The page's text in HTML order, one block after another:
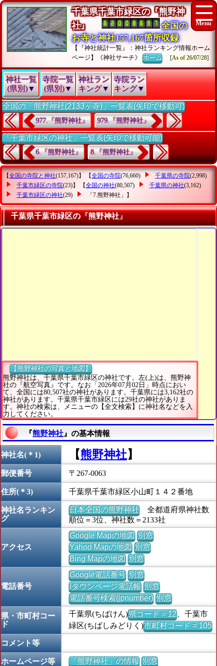
千葉県千葉市緑区の『熊野神
社』
全国の
お寺と神社157,167箇所収録
【『神社統計一覧』：神社ランキング情報ホーム
ページ】《神社サーチ》ホーム [As of 26/07/28]
神社一覧
(県別)▼
寺院一覧
(県別)▼
神社ラン
キング▼
寺院ラン
キング▼
全国の「熊野神社(2133ヶ寺)」一覧表(矢印で移動可)
977.『熊野神社』 979.『熊野神社』
「千葉市緑区の神社」一覧表(矢印で移動可能)
6.『熊野神社』 8.『熊野神社』
【全国の寺院と神社(157,167)】 【全国の寺院(76,660) 千葉県の寺院(2,998)
千葉市緑区の寺院(23)】 【全国の神社(80,507) 千葉県の神社(3,162)
千葉市緑区の神社(29) 「7.熊野神社」 】
千葉県千葉市緑区の『熊野神社』
【熊野神社の写真と地図】
熊野神社は、千葉県千葉市緑区の神社です。左(上)は、熊野神
社の『航空写真』です。なお「2026年07月02日」時点におい
て、全国には80,507社の神社があります。千葉県には3,162社の
神社があります。千葉県千葉市緑区には29社の神社がありま
す。神社の検索は、メニューの【全文検索】に神社名などを入
力してください。
『熊野神社 』の基本情報
神社名(＊1) 【熊野神社】
郵便番号 〒267-0063
住所(＊3) 千葉県千葉市緑区小山町１４２番地
神社名ランキン
グ
日本全国の熊野神社全都道府県神社数
順位＝3位、神社数＝2133社
アクセス
Google Mapの地図 別窓
Yahoo Mapの地図 別窓
Bing Mapの地図 別窓
電話番号
Google電話番号 別窓
iタウンページ電話帳 別窓
電話番号検索(jpnumber) 別窓
県・市町村コー
ド
千葉県(ちばけん)県コード = 12、千葉市
緑区(ちばしみどりく)市町村コード = 105
コメント等
ホームページ等 「熊野神社」の情報 別窓